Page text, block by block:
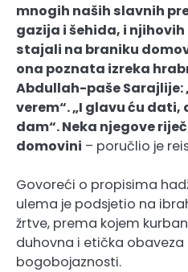
mnogih naših slavnih
gazija i šehida, i
stajali na braniku
ona poznata izreka
Abdullah-paše Sarajlije:
verem“. „I glavu ću
dam“. Neka njegove
domovini – poručlio je
Govoreći o propisima
ulema je podsjetio na
žrtve, prema kojem
duhovna i etička obaveza
bogobojaznosti.